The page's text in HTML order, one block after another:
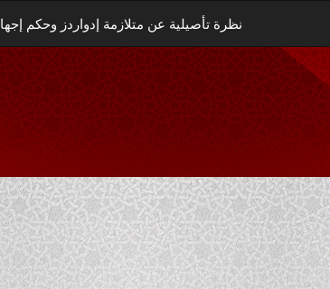
نظرة تأصيلية عن متلازمة إدواردز وحكم